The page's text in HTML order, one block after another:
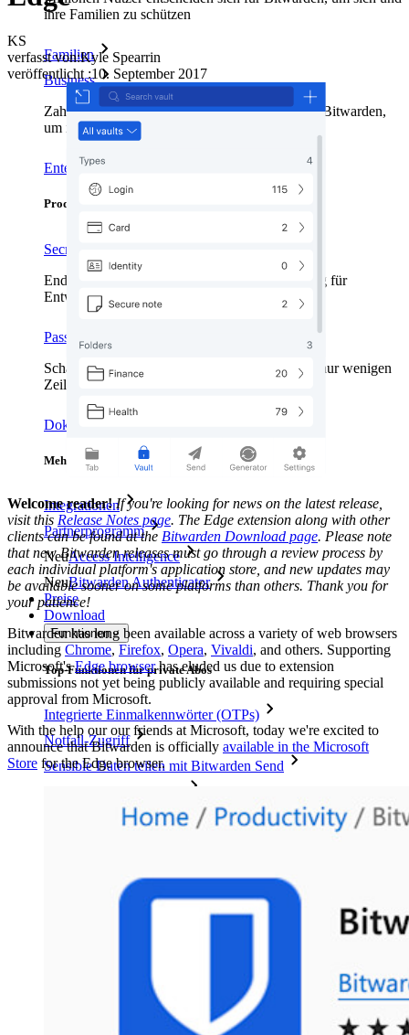
ihre Familien zu schützen
Familien
Business
Zahllose Unternehmen und entscheiden sich für Bitwarden,
um ihre Interessen zu schützen
Enterprise
Produkte für Entwickler
Secrets-Manager entdecken
Ende-zu-Ende-verschlüsselte Secrets-Verwaltung für
Entwicklungs-, DevOps- und IT-Teams
Passwordless.dev und Passkeys
Schalten Sie Passkey-Funktionen und mehr mit nur wenigen
Zeilen Code frei
Dokumentation für Entwickler
Mehr entdecken
Integrationen
Partnerprogramm
NeuAccess Intelligence
NeuBitwarden Authenticator
Preise
Download
Funktionen
Top-Funktionen für private Abos
Integrierte Einmalkennwörter (OTPs)
Notfall-Zugriff
Sensible Daten teilen mit Bitwarden Send
Plattformübergreifend, unbegrenzt viele Geräte
Access Intelligence
Unternehmensinterne Vorgaben
Konto-Wiederherstellung
KS
verfasst von:Kyle Spearrin
veröffentlicht :10. September 2017
Welcome reader! If you're looking for news on the latest release,
visit this Release Notes page. The Edge extension along with other
clients can be found at the Bitwarden Download page. Please note
that new Bitwarden releases must go through a review process by
each individual platform's application store, and new updates may
be available sooner on some platforms than others. Thank you for
your patience!
Bitwarden has long been available across a variety of web browsers
including Chrome, Firefox, Opera, Vivaldi, and others. Supporting
Microsoft'sEdge browserhas eluded us due to extension
submissions not yet being publicly available and requiring special
approval from Microsoft.
With the help our our friends at Microsoft, today we're excited to
announce that Bitwarden is officially available in the Microsoft
Store for the Edge browser.